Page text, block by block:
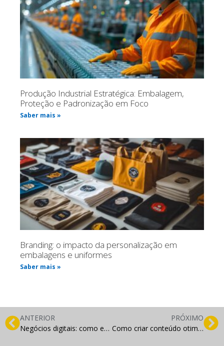
Produção Industrial Estratégica: Embalagem,
Proteção e Padronização em Foco
Saber mais »
Branding: o impacto da personalização em
embalagens e uniformes
Saber mais »
ANTERIOR
Negócios digitais: como empreender com sucesso no ambiente online?
PRÓXIMO
Como criar conteúdo otimizado para SEO